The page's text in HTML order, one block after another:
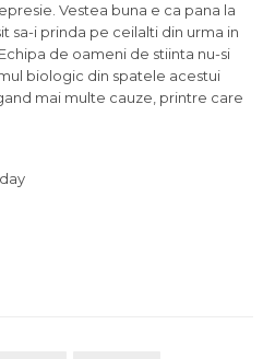
Vestea buna e ca pana la
sa-i prinda pe ceilalti din urma in
de oameni de stiinta nu-si
biologic din spatele acestui
mai multe cauze, printre care